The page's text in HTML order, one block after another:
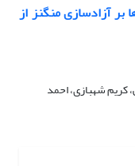
بر آزادسازی منگنز از
کریم شهبازی، احمد